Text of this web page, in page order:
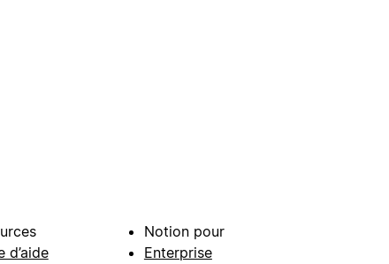
d’aide
Notion pour
Enterprise